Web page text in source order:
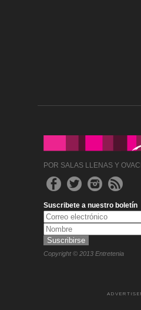
POR SALAS LLENAS Y
Suscribete a nuestro boletín
Copyright © 2013 Entretenia